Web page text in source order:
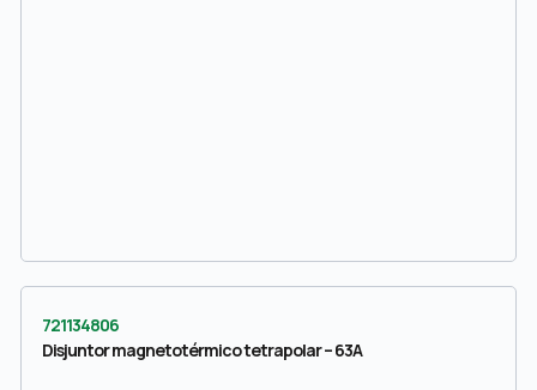
721134806
Disjuntor magnetotérmico tetrapolar – 63A